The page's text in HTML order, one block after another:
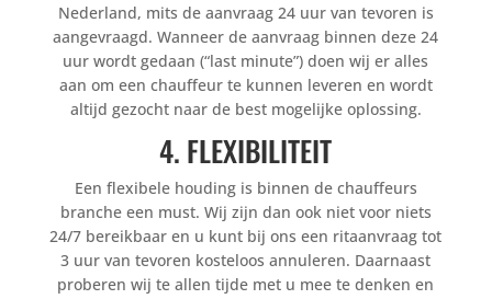
Nederland, mits de aanvraag 24 uur van tevoren is
aangevraagd. Wanneer de aanvraag binnen deze 24
uur wordt gedaan (“last minute”) doen wij er alles
aan om een chauffeur te kunnen leveren en wordt
altijd gezocht naar de best mogelijke oplossing.
4. FLEXIBILITEIT
Een flexibele houding is binnen de chauffeurs
branche een must. Wij zijn dan ook niet voor niets
24/7 bereikbaar en u kunt bij ons een ritaanvraag tot
3 uur van tevoren kosteloos annuleren. Daarnaast
proberen wij te allen tijde met u mee te denken en